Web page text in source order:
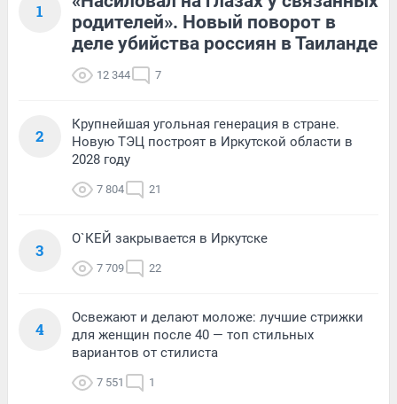
1
родителей». Новый поворот в
деле убийства россиян в Таиланде
12 344 7
2
Крупнейшая угольная генерация в стране.
Новую ТЭЦ построят в Иркутской области в
2028 году
7 804 21
3
О`КЕЙ закрывается в Иркутске
7 709 22
4
Освежают и делают моложе: лучшие стрижки
для женщин после 40 — топ стильных
вариантов от стилиста
7 551 1